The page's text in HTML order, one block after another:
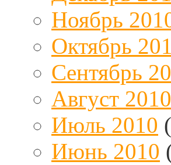
Ноябрь
Октябрь
Сентябрь
Август 2010
Июль 2010
Июнь 2010